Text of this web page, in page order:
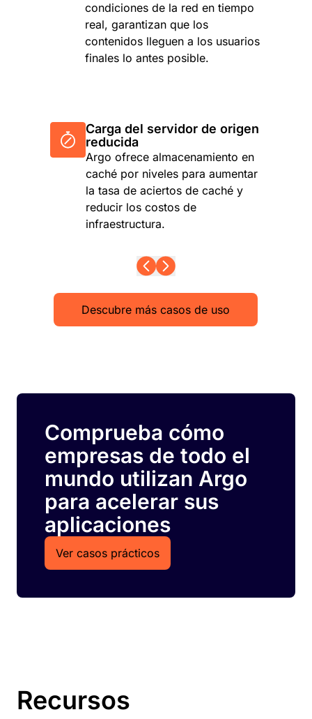
condiciones de la red en tiempo
real, garantizan que los
contenidos lleguen a los usuarios
finales lo antes posible.
Carga del servidor de origen
reducida
Argo ofrece almacenamiento en
caché por niveles para aumentar
la tasa de aciertos de caché y
reducir los costos de
infraestructura.
Descubre más casos de uso
Comprueba cómo
empresas de todo el
mundo utilizan Argo
para acelerar sus
aplicaciones
Ver casos prácticos
Recursos